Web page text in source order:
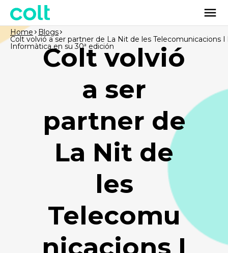
Colt volvió
a ser
partner de
La Nit de
les
Telecomu
Home Blogs
Colt volvió a ser partner de La Nit de les Telecomunicacions I
Informàtica en su 30ª edición